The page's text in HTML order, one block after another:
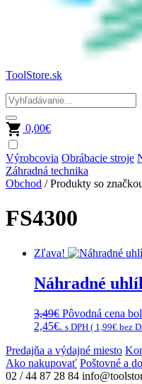
ToolStore.sk
0,00€
Výrobcovia Obrábacie stroje
Záhradná technika
Obchod / Produkty so
FS4300
Zľava!
Náhradné
3,49€ Pôvodná cena
2,45€. s DPH ( 1,99€ bez
Predajňa a výdajné miesto
Ako nakupovať Poštovné a
02 / 44 87 28 84